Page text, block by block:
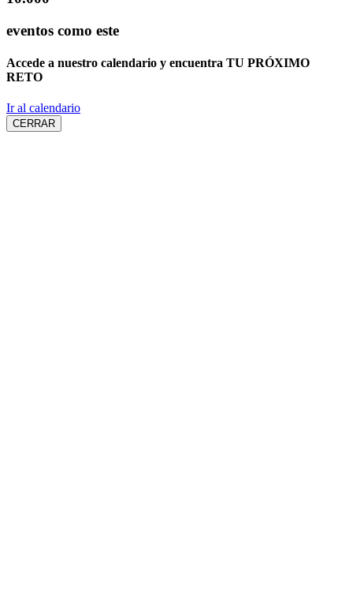
eventos como este
Accede a nuestro calendario y encuentra TU PRÓXIMO
RETO
Ir al calendario
CERRAR